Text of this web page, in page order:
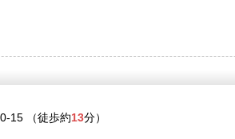
15 （徒歩約13分）